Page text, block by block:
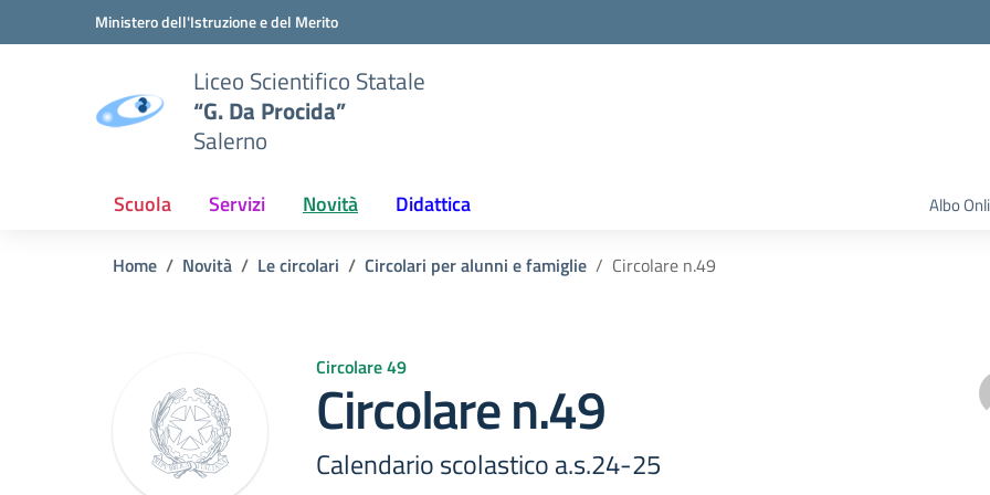
Vai ai contenuti
Vai al menu di navigazioneMinistero dell'Istruzione e del Merito
Liceo Scientifico Statale
“G. Da Procida”
Salerno
Scuola Servizi Novità Didattica Albo
Home Novità Le circolari Circolari per alunni e famiglie Circolare n.49
Circolare 49
Circolare n.49
Calendario scolastico a.s.24-25